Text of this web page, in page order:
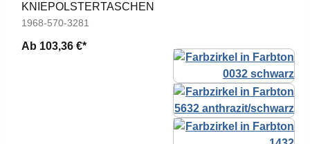
KNIEPOLSTERTASCHEN
1968-570-3281
Ab 103,36 €*